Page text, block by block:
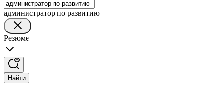
администратор по развитию
Резюме
Найти